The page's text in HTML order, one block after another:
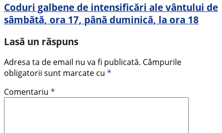
Coduri galbene de intensificări ale vântului de
sâmbătă, ora 17, până duminică, la ora 18
Lasă un răspuns
Adresa ta de email nu va fi publicată. Câmpurile
obligatorii sunt marcate cu *
Comentariu *